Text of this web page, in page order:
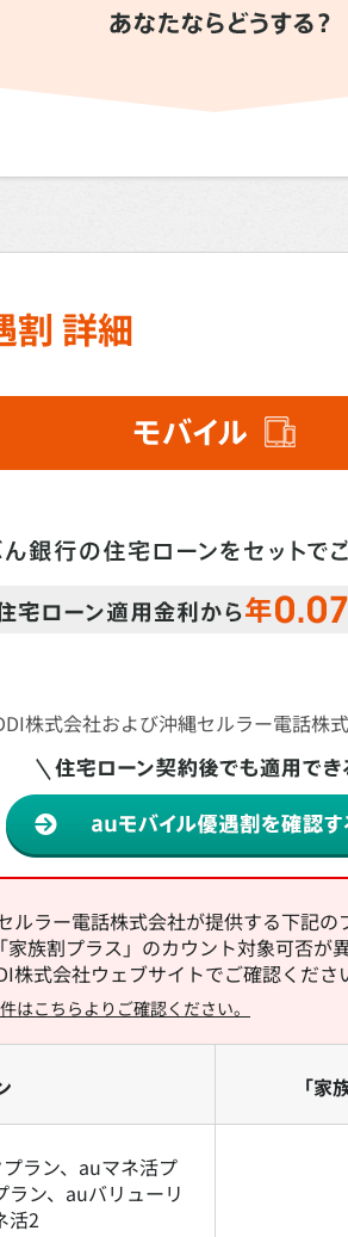
割 詳細
株式会社および沖縄セルラー電話株式
ルラー電話株式会社が提供する下記
族割プラス」のカウント対象可否が
株式会社ウェブサイトでご確認くださ
はこちらよりご確認ください。
「
ラン、auマネ活プ
ラン、auバリューリ
活2